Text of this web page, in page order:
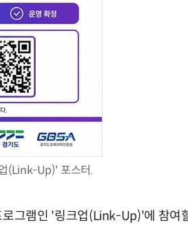
(Link-Up)' 포스터.
로그램인 '링크업(Link-Up)'에 참여